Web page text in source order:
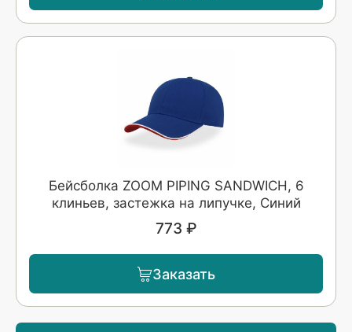
Бейсболка ZOOM PIPING SANDWICH, 6
клиньев, застежка на липучке, Синий
773 ₽
Заказать